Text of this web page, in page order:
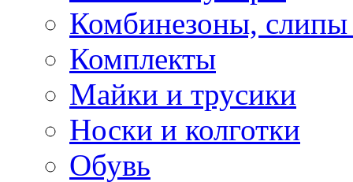
Комбинезоны,
Комплекты
Майки и трусики
Носки и колготки
Обувь